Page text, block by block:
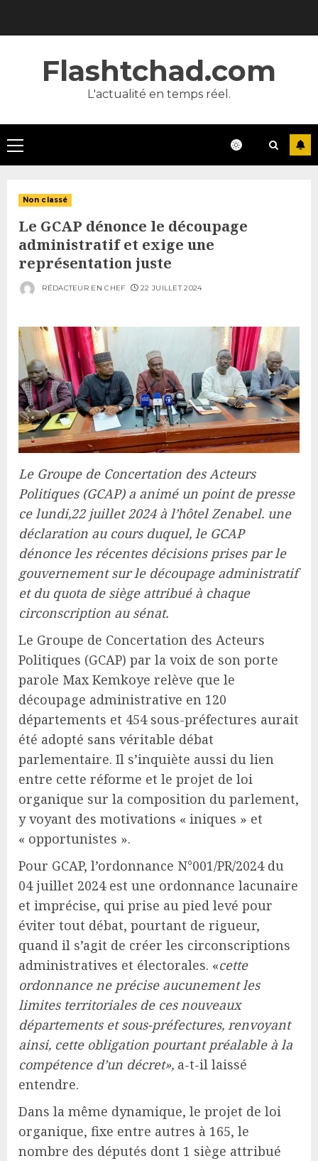
Flashtchad.com
L'actualité en temps réel.
Primary
Menu
Non classé
Le GCAP dénonce le découpage
administratif et exige une
représentation juste
RÉDACTEUR EN CHEF 22 JUILLET 2024
Le Groupe de Concertation des Acteurs
Politiques (GCAP) a animé un point de presse
ce lundi,22 juillet 2024 à l’hôtel Zenabel. une
déclaration au cours duquel, le GCAP
dénonce les récentes décisions prises par le
gouvernement sur le découpage administratif
et du quota de siège attribué à chaque
circonscription au sénat.
Le Groupe de Concertation des Acteurs
Politiques (GCAP) par la voix de son porte
parole Max Kemkoye relève que le
découpage administrative en 120
départements et 454 sous-préfectures aurait
été adopté sans véritable débat
parlementaire. Il s’inquiète aussi du lien
entre cette réforme et le projet de loi
organique sur la composition du parlement,
y voyant des motivations « iniques » et
« opportunistes ».
Pour GCAP, l’ordonnance N°001/PR/2024 du
04 juillet 2024 est une ordonnance lacunaire
et imprécise, qui prise au pied levé pour
éviter tout débat, pourtant de rigueur,
quand il s’agit de créer les circonscriptions
administratives et électorales. «cette
ordonnance ne précise aucunement les
limites territoriales de ces nouveaux
départements et sous-préfectures, renvoyant
ainsi, cette obligation pourtant préalable à la
compétence d’un décret», a-t-il laissé
entendre.
Dans la même dynamique, le projet de loi
organique, fixe entre autres à 165, le
nombre des députés dont 1 siège attribué